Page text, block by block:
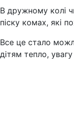
В дружному колі
піску комах, які
Все це стало
дітям тепло,